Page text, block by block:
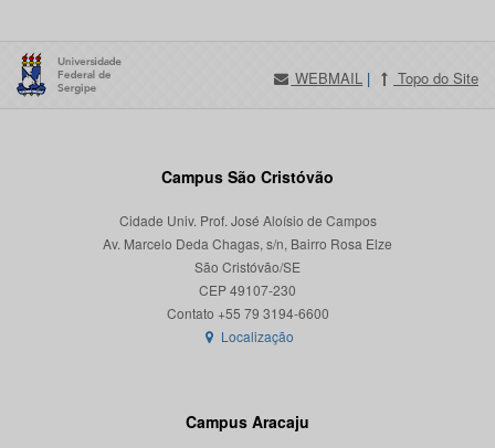
WEBMAIL | Topo do Site
Campus São Cristóvão
Cidade Univ. Prof. José Aloísio de Campos
Av. Marcelo Deda Chagas, s/n, Bairro Rosa Elze
São Cristóvão/SE
CEP 49107-230
Localização
Campus Aracaju